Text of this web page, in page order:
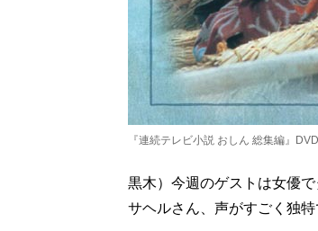
『連続テレビ小説 おしん 総集編』
黒木）今週のゲストは女優
サヘルさん、声がすごく独